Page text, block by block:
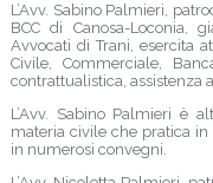
L’Avv. Sabino Palmieri,
BCC di Canosa-Loconia,
Avvocati di Trani, esercita
Civile, Commerciale,
contrattualistica, assistenza
L’Avv. Sabino Palmieri è
materia civile che pratica
in numerosi convegni.